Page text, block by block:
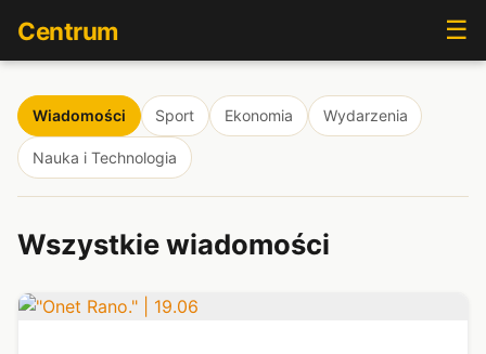
Centrum ☰
Wiadomości Sport Ekonomia Wydarzenia
Nauka i Technologia
Wszystkie wiadomości